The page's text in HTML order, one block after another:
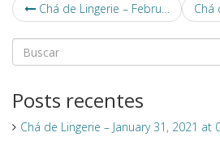
Chá de Lingerie – February 12, 2019 at 07:38PM
Posts recentes
Chá de Lingerie – January 31, 2021 at